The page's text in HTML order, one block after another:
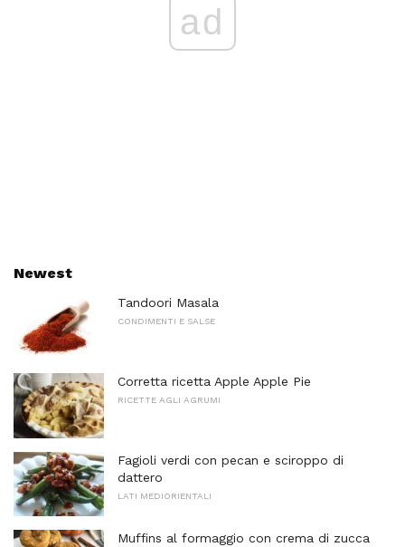
ad
Newest
Tandoori Masala
CONDIMENTI E SALSE
Corretta ricetta Apple Apple Pie
RICETTE AGLI AGRUMI
Fagioli verdi con pecan e sciroppo di
dattero
LATI MEDIORIENTALI
Muffins al formaggio con crema di zucca